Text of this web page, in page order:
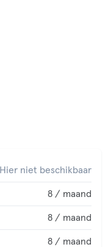
Hier niet beschikbaar
8 / maand
8 / maand
8 / maand